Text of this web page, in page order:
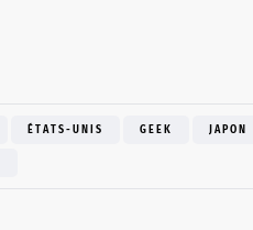
ÉTATS-UNIS GEEK JAPON